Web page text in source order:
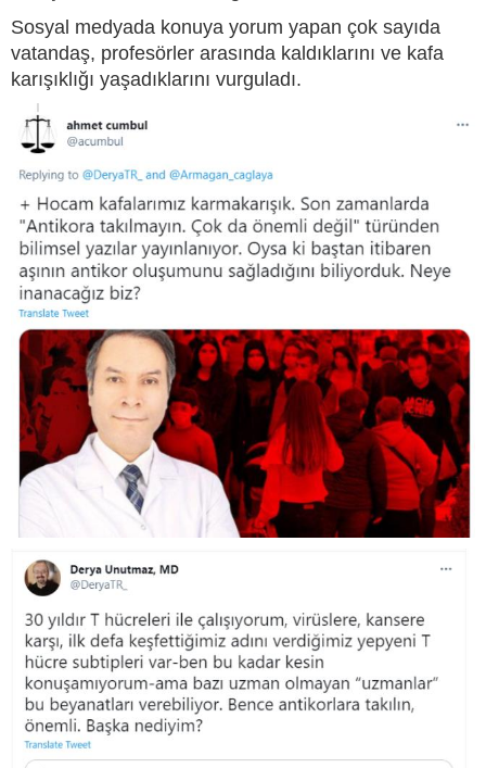
Sosyal medyada konuya yorum yapan çok sayıda
vatandaş, profesörler arasında kaldıklarını ve kafa
karışıklığı yaşadıklarını vurguladı.